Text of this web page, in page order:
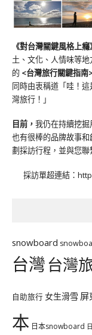
《對台灣關鍵風格上癮
土、文化、人情味等
的 <台灣旅行關鍵指南
同時由衷稱道「哇！
灣旅行！」
目前， 我仍在持續挖
也有很棒的品牌故事
劃採訪行程，並與您聯
採訪單超連結：
snowboard
台灣台灣
自助旅行 女生滑雪 屏
本 日本snowboard